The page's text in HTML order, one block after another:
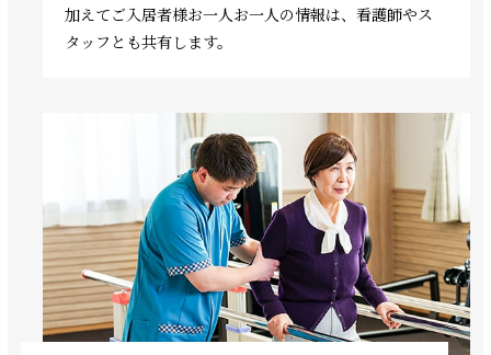
加えてご入居者様お一人お一人の情報は、看護師やス
タッフとも共有します。